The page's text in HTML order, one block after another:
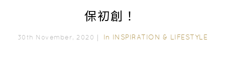
保初創！
30th November, 2020｜ In INSPIRATION & LIFESTYLE